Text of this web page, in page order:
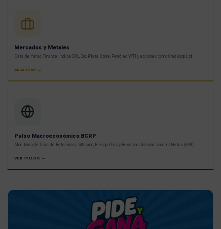
Mercados y Metales
Data de Yahoo Finance: Índice BVL, Oro, Plata, Cobre, Petróleo WTI y acciones como Credicorp Ltd.
ANALIZAR →
Pulso Macroeconómico BCRP
Monitoreo de Tasa de Referencia, Inflación, Riesgo País y Reservas Internacionales Netas (RIN).
VER PULSO →